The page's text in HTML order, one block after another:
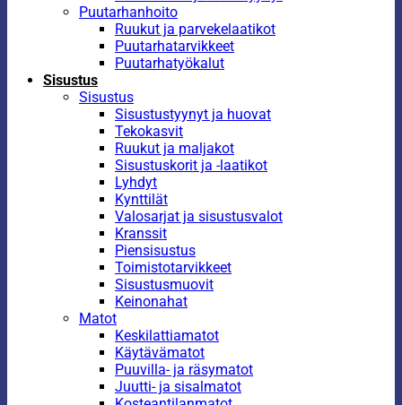
Puutarhanhoito
Ruukut ja parvekelaatikot
Puutarhatarvikkeet
Puutarhatyökalut
Sisustus
Sisustus
Sisustustyynyt ja huovat
Tekokasvit
Ruukut ja maljakot
Sisustuskorit ja -laatikot
Lyhdyt
Kynttilät
Valosarjat ja sisustusvalot
Kranssit
Piensisustus
Toimistotarvikkeet
Sisustusmuovit
Keinonahat
Matot
Keskilattiamatot
Käytävämatot
Puuvilla- ja räsymatot
Juutti- ja sisalmatot